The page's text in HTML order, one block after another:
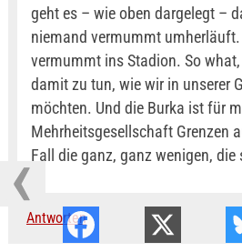
geht es – wie oben dargelegt –
niemand vermummt
vermummt ins Stadion. So
damit zu tun, wie wir in unserer
möchten. Und die Burka ist für
Mehrheitsgesellschaft Grenzen
Fall die ganz, ganz wenigen,
Antworten